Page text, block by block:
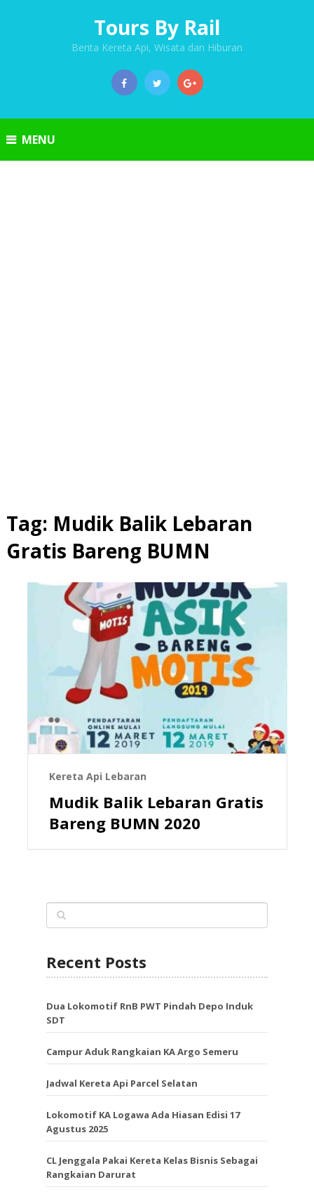
Tours By Rail
Berita Kereta Api, Wisata dan Hiburan
MENU
Tag: Mudik Balik Lebaran
Gratis Bareng BUMN
Kereta Api Lebaran
Mudik Balik Lebaran Gratis
Bareng BUMN 2020
Recent Posts
Dua Lokomotif RnB PWT Pindah Depo Induk
SDT
Campur Aduk Rangkaian KA Argo Semeru
Jadwal Kereta Api Parcel Selatan
Lokomotif KA Logawa Ada Hiasan Edisi 17
Agustus 2025
CL Jenggala Pakai Kereta Kelas Bisnis Sebagai
Rangkaian Darurat